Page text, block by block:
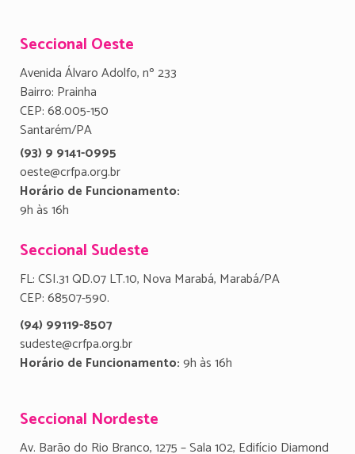
Seccional Oeste
Avenida Álvaro Adolfo, nº 233
Bairro: Prainha
CEP: 68.005-150
Santarém/PA
(93) 9 9141-0995
oeste@crfpa.org.br
Horário de Funcionamento:
9h às 16h
Seccional Sudeste
FL: CSI.31 QD.07 LT.10, Nova Marabá, Marabá/PA
CEP: 68507-590.
(94) 99119-8507
sudeste@crfpa.org.br
Horário de Funcionamento:9h às 16h
Seccional Nordeste
Av. Barão do Rio Branco, 1275 – Sala 102, Edifício Diamond